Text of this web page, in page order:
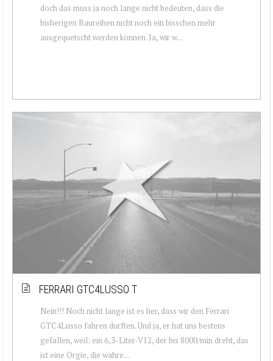
doch das muss ja noch lange nicht bedeuten, dass die
bisherigen Baureihen nicht noch ein bisschen mehr
ausgequetscht werden können. Ja, wir w...
FERRARI GTC4LUSSO T
Nein!!! Noch nicht lange ist es her, dass wir den Ferrari
GTC4Lusso fahren durften. Und ja, er hat uns bestens
gefallen, weil: ein 6,3-Liter-V12, der bis 8000/min dreht, das
ist eine Orgie, die wahre...